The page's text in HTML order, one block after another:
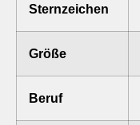
Sternzeichen
Größe
Beruf